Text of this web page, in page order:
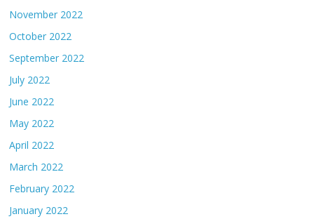
November 2022
October 2022
September 2022
July 2022
June 2022
May 2022
April 2022
March 2022
February 2022
January 2022